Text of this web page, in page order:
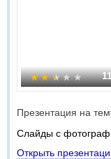
Презентация на
Слайды с
Открыть